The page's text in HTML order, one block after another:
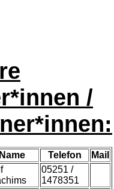
/
Name Telefon
Mail
05251 /
1478351